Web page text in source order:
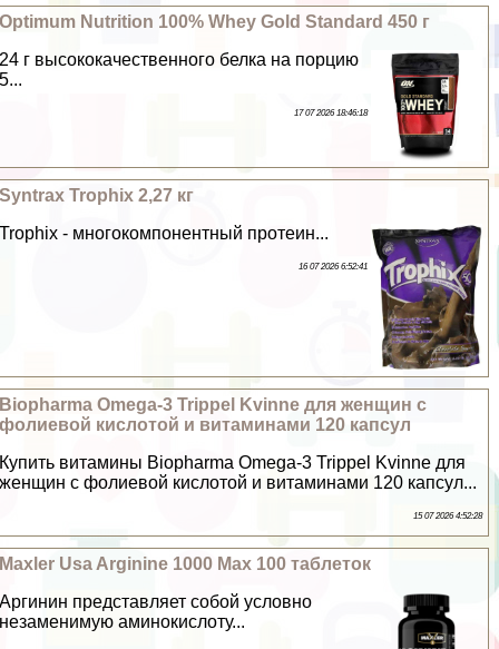
Optimum Nutrition 100% Whey Gold Standard 450 г
24 г высококачественного белка на порцию
5...
17 07 2026 18:46:18
Syntrax Trophix 2,27 кг
Trophix - многокомпонентный протеин...
16 07 2026 6:52:41
Biopharma Omega-3 Trippel Kvinne для женщин с
фолиевой кислотой и витаминами 120 капсул
Купить витамины Biopharma Omega-3 Trippel Kvinne для
женщин с фолиевой кислотой и витаминами 120 капсул...
15 07 2026 4:52:28
Maxler Usa Arginine 1000 Max 100 таблеток
Аргинин представляет собой условно
незаменимую аминокислоту...